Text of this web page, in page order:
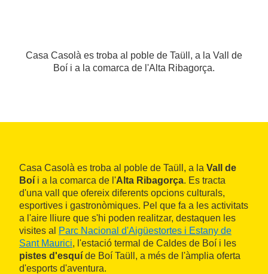
Casa Casolà es troba al poble de Taüll, a la Vall de
Boí i a la comarca de l'Alta Ribagorça.
Casa Casolà es troba al poble de Taüll, a la Vall de
Boí i a la comarca de l'Alta Ribagorça. Es tracta
d'una vall que ofereix diferents opcions culturals,
esportives i gastronòmiques. Pel que fa a les activitats
a l'aire lliure que s'hi poden realitzar, destaquen les
visites al
Parc Nacional d'Aigüestortes i Estany de
Sant Maurici, l'estació termal de Caldes de Boí i les
pistes d'esquí de Boí Taüll, a més de l'àmplia oferta
d'esports d'aventura.